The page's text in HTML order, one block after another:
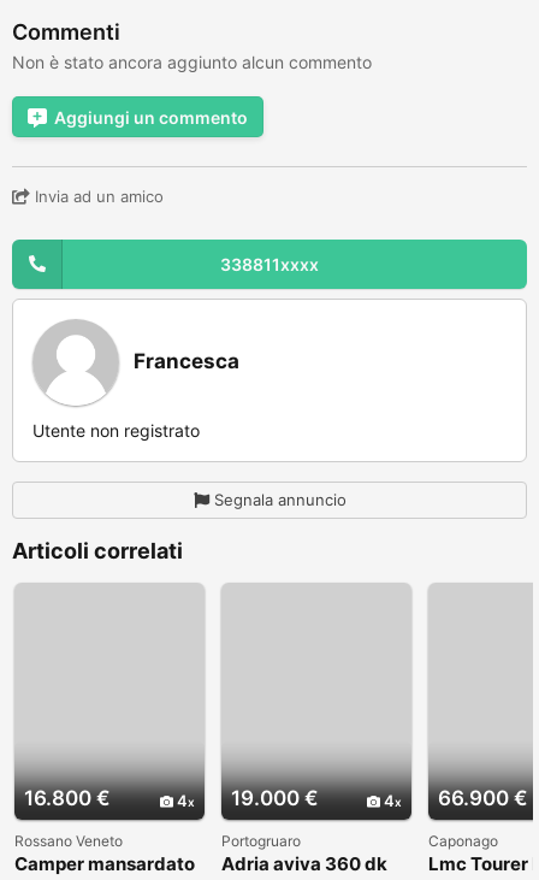
Commenti
Non è stato ancora aggiunto alcun commento
Aggiungi un commento
Invia ad un amico
338811xxxx
Francesca
Utente non registrato
Segnala annuncio
Articoli correlati
16.800 € 4
Rossano Veneto
Camper mansardato
19.000 € 4
Portogruaro
Adria aviva 360 dk
66.900 €
Caponago
Lmc Tourer